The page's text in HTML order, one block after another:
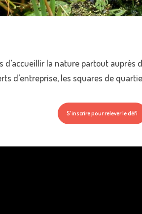
la nature partout
d’entreprise, les squares de
S'inscrire pour relever le défi